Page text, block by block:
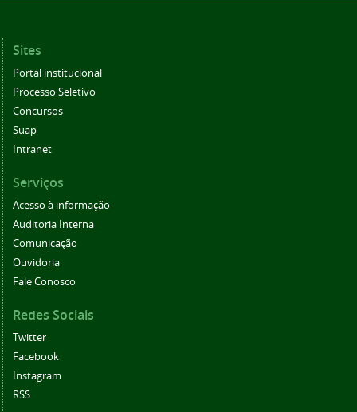
Sites
Portal institucional
Processo Seletivo
Concursos
Suap
Intranet
Serviços
Acesso à informação
Auditoria Interna
Comunicação
Ouvidoria
Fale Conosco
Redes Sociais
Twitter
Facebook
Instagram
RSS